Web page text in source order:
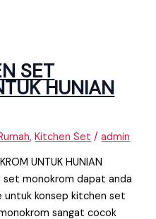
SET
HUNIAN
,Kitchen Set /admin
UNTUK HUNIAN
set monokrom dapat anda
untuk konsep kitchen set
sangat cocok